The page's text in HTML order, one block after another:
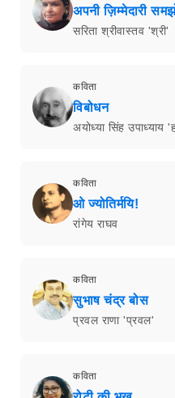
अपनी ज़िम्मेदारी
सरिता श्रीवास्तव 'श्री'
कविता
विबोधन
अयोध्या सिंह उपाध्याय
कविता
ओ ज्योतिर्मयि!
रांगेय राघव
कविता
सुभाष चंद्र बोस
प्रवल राणा 'प्रवल'
कविता